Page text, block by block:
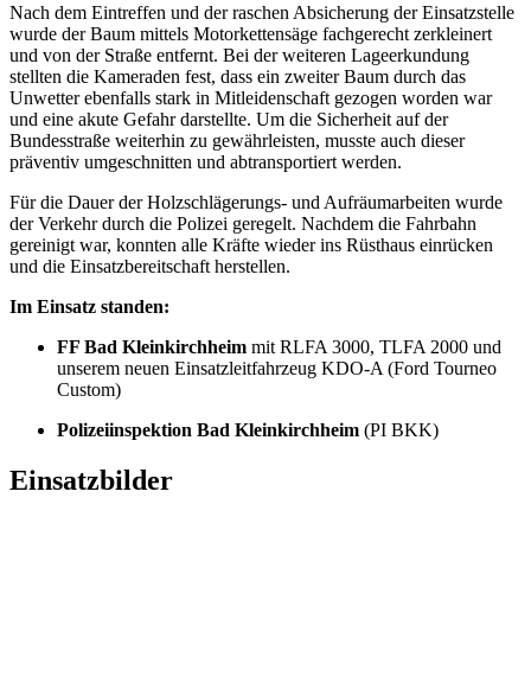
Nach dem Eintreffen und der raschen Absicherung der Einsatzstelle
wurde der Baum mittels Motorkettensäge fachgerecht zerkleinert
und von der Straße entfernt. Bei der weiteren Lageerkundung
stellten die Kameraden fest, dass ein zweiter Baum durch das
Unwetter ebenfalls stark in Mitleidenschaft gezogen worden war
und eine akute Gefahr darstellte. Um die Sicherheit auf der
Bundesstraße weiterhin zu gewährleisten, musste auch dieser
präventiv umgeschnitten und abtransportiert werden.
Für die Dauer der Holzschlägerungs- und Aufräumarbeiten wurde
der Verkehr durch die Polizei geregelt. Nachdem die Fahrbahn
gereinigt war, konnten alle Kräfte wieder ins Rüsthaus einrücken
und die Einsatzbereitschaft herstellen.
Im Einsatz standen:
FF Bad Kleinkirchheim mit RLFA 3000, TLFA 2000 und
unserem neuen Einsatzleitfahrzeug KDO-A (Ford Tourneo
Custom)
Polizeiinspektion Bad Kleinkirchheim (PI BKK)
Einsatzbilder